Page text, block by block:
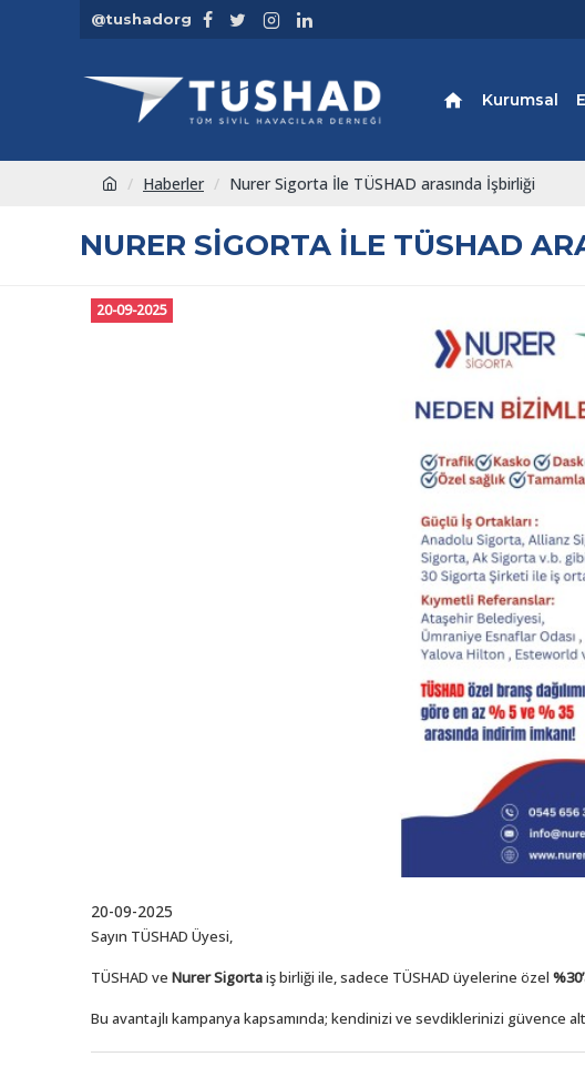
@tushadorg
Kurumsal
Haberler Nurer Sigorta İle TÜSHAD arasında İşbirliği
NURER SIGORTA İLE TÜSHAD
20-09-2025
20-09-2025
Sayın TÜSHAD Üyesi,
TÜSHAD ve Nurer Sigortaiş birliği ile, sadece TÜSHAD üyelerine özel
Bu avantajlı kampanya kapsamında; kendinizi ve sevdiklerinizi güvence